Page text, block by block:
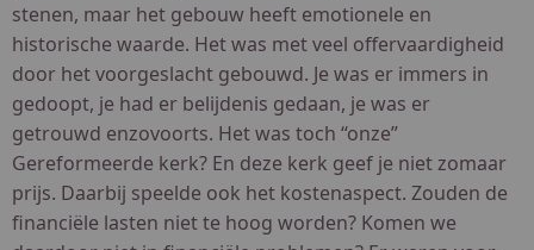
stenen, maar het gebouw heeft emotionele en
historische waarde. Het was met veel offervaardigheid
door het voorgeslacht gebouwd. Je was er immers in
gedoopt, je had er belijdenis gedaan, je was er
getrouwd enzovoorts. Het was toch “onze”
Gereformeerde kerk? En deze kerk geef je niet zomaar
prijs. Daarbij speelde ook het kostenaspect. Zouden de
financiële lasten niet te hoog worden? Komen we